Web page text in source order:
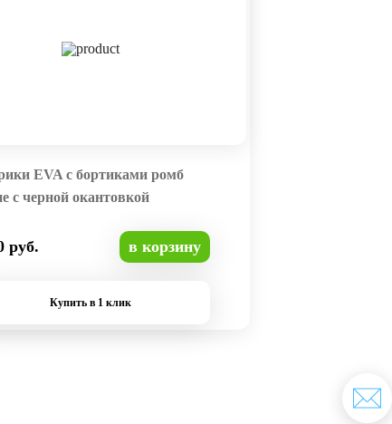
EVA с бортиками ромб
с черной окантовкой
руб. в корзину
Купить в 1 клик